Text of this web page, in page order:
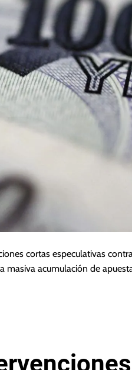
cortas especulativas
masiva acumulación de